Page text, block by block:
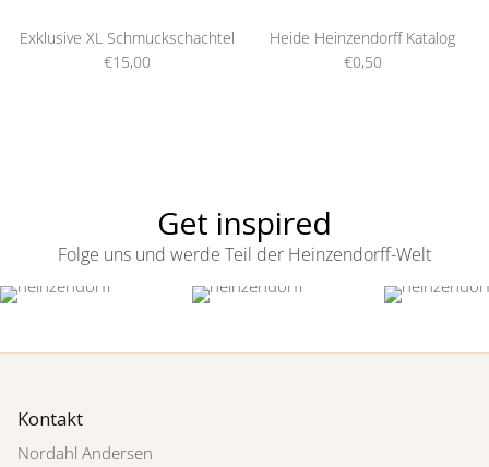
Exklusive XL Schmuckschachtel
€15,00
Heide Heinzendorff Katalog
€0,50
Get inspired
Folge uns und werde Teil der Heinzendorff-Welt
Kontakt
Nordahl Andersen